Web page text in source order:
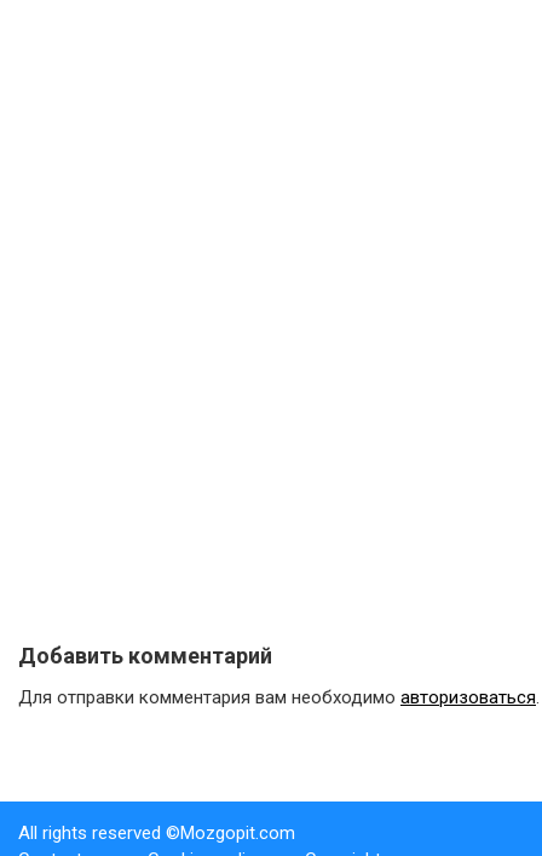
Добавить комментарий
Для отправки комментария вам необходимо авторизоваться.
All rights reserved ©Mozgopit.com